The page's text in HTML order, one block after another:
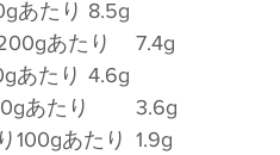
人参130gあたり	8.5g
トマト200gあたり	7.4g
大根170gあたり	4.6g
水菜200gあたり	3.6g
きゅうり100gあたり	1.9g